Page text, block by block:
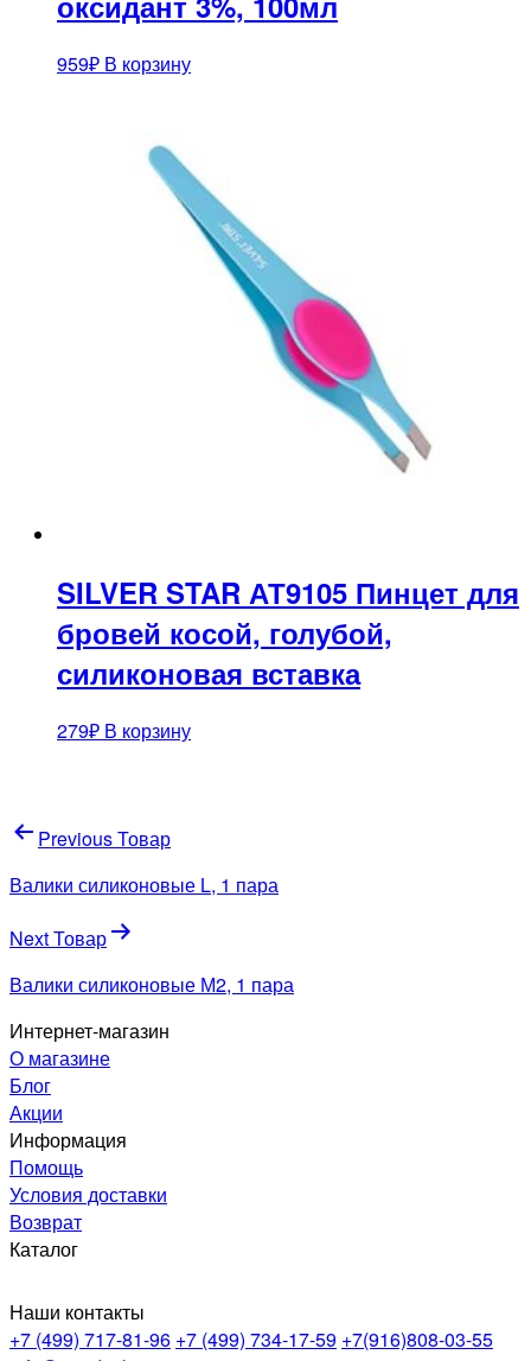
959₽ В корзину
SILVER STAR АТ9105 Пинцет для
бровей косой, голубой,
силиконовая вставка
279₽ В корзину
Навигация
по
записям
Previous Товар
Валики силиконовые L, 1 пара
Next Товар
Валики силиконовые М2, 1 пара
Интернет-магазин
О магазине
Блог
Акции
Информация
Помощь
Условия доставки
Возврат
Каталог
Наши контакты
+7 (499) 717-81-96 +7 (499) 734-17-59 +7(916)808-03-55